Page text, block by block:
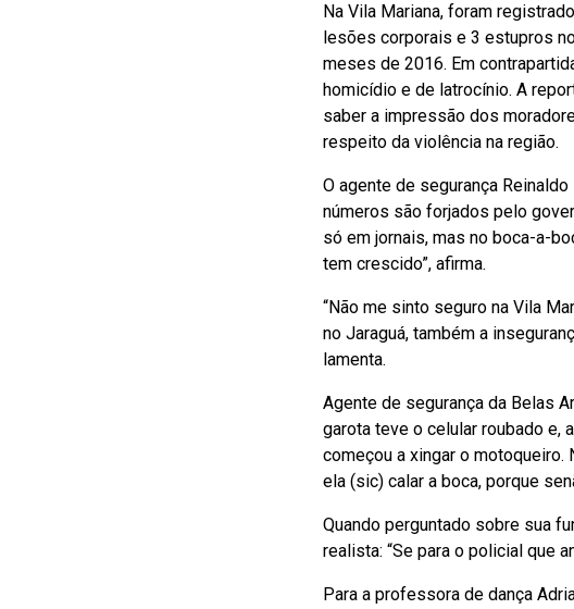
Na Vila Mariana, foram
lesões corporais e 3 estupros
meses de 2016. Em
homicídio e de latrocínio. A
saber a impressão dos
respeito da violência na região.
O agente de segurança
números são forjados pelo
só em jornais, mas no boca-a-
tem crescido”, afirma.
“Não me sinto seguro na Vila
no Jaraguá, também a
lamenta.
Agente de segurança da Belas
garota teve o celular roubado e,
começou a xingar o motoqueiro.
ela (sic) calar a boca, porque
Quando perguntado sobre sua
realista: “Se para o policial que
Para a professora de dança